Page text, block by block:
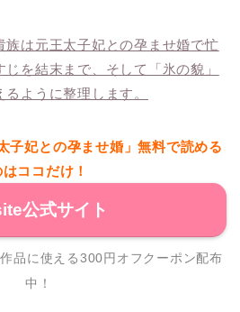
族は元王太子妃との孕ませ婚で忙
を結末まで、そして「氷の貌」
ように整理します。
子妃との孕ませ婚」無料で読める
ココだけ！
公式サイト
品に使える300円オフクーポン配布
中！